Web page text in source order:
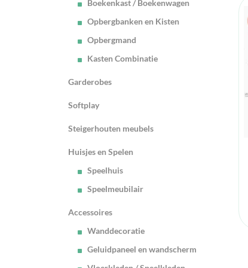
Boekenkast / Boekenwagen
Opbergbanken en Kisten
Opbergmand
Kasten Combinatie
Garderobes
Softplay
Steigerhouten meubels
Huisjes en Spelen
Speelhuis
Speelmeubilair
Accessoires
Wanddecoratie
Geluidpaneel en wandscherm